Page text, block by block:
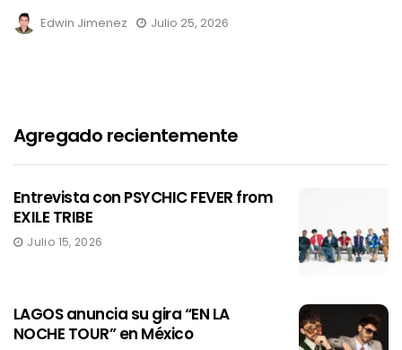
Edwin Jimenez Julio 25, 2026
Agregado recientemente
Entrevista con PSYCHIC FEVER from
EXILE TRIBE
Julio 15, 2026
LAGOS anuncia su gira “EN LA
NOCHE TOUR” en México